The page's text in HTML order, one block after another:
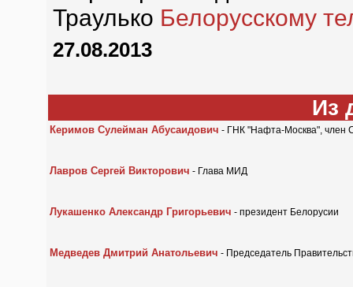
Траулько Белорусскому
27.08.2013
Из
Керимов Сулейман Абусаидович - ГНК "Нафта-Москва", член
Лавров Сергей Викторович - Глава МИД
Лукашенко Александр Григорьевич - президент Белорусии
Медведев Дмитрий Анатольевич - Председатель